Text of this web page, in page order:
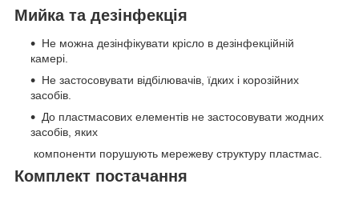
Мийка та дезінфекція
Не можна дезінфікувати крісло в дезінфекційній
камері.
Не застосовувати відбілювачів, їдких і корозійних
засобів.
До пластмасових елементів не застосовувати жодних
засобів, яких
компоненти порушують мережеву структуру пластмас.
Комплект постачання